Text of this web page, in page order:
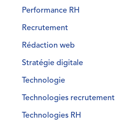
Performance RH
Recrutement
Rédaction web
Stratégie digitale
Technologie
Technologies recrutement
Technologies RH